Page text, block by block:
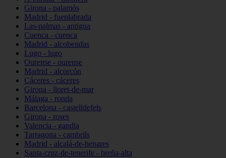
Girona - palamós
Madrid - fuenlabrada
Las-palmas - antigua
Cuenca - cuenca
Madrid - alcobendas
Lugo - lugo
Ourense - ourense
Madrid - alcorcón
Cáceres - cáceres
Girona - lloret-de-mar
Málaga - ronda
Barcelona - castelldefels
Girona - roses
Valencia - gandia
Tarragona - cambrils
Madrid - alcalá-de-henares
Santa-cruz-de-tenerife - breña-alta